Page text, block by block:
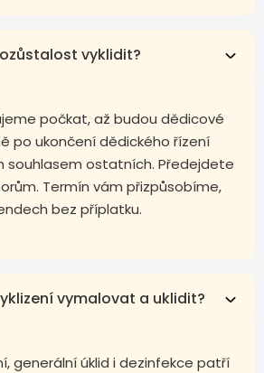
vyklidit?
počkat, až budou dědicové
po ukončení dědického řízení
souhlasem ostatních. Předejdete
Termín vám přizpůsobíme,
bez příplatku.
vymalovat a uklidit?
generální úklid i dezinfekce patří